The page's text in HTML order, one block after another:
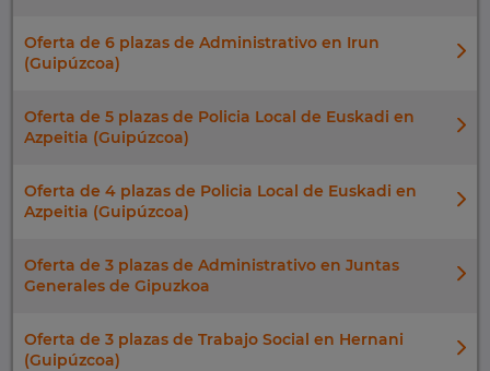
Oferta de 6 plazas de Administrativo en Irun
(Guipúzcoa)
Oferta de 5 plazas de Policia Local de Euskadi en
Azpeitia (Guipúzcoa)
Oferta de 4 plazas de Policia Local de Euskadi en
Azpeitia (Guipúzcoa)
Oferta de 3 plazas de Administrativo en Juntas
Generales de Gipuzkoa
Oferta de 3 plazas de Trabajo Social en Hernani
(Guipúzcoa)